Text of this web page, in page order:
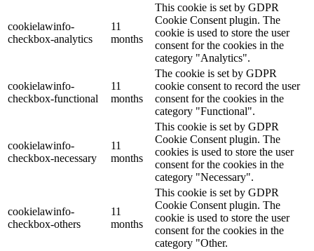
cookielawinfo-
checkbox-analytics
11
months
This cookie is set by GDPR
Cookie Consent plugin. The
cookie is used to store the user
consent for the cookies in the
category "Analytics".
cookielawinfo-
checkbox-functional
11
months
The cookie is set by GDPR
cookie consent to record the user
consent for the cookies in the
category "Functional".
cookielawinfo-
checkbox-necessary
11
months
This cookie is set by GDPR
Cookie Consent plugin. The
cookies is used to store the user
consent for the cookies in the
category "Necessary".
cookielawinfo-
checkbox-others
11
months
This cookie is set by GDPR
Cookie Consent plugin. The
cookie is used to store the user
consent for the cookies in the
category "Other.